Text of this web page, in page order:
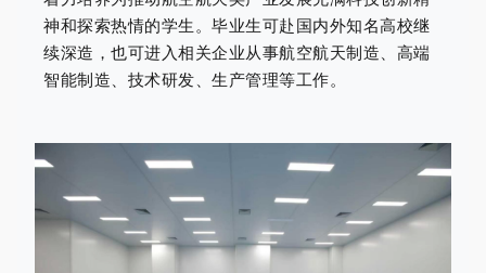
神和探索热情的学生。毕业生可赴国内外知名高校继
续深造，也可进入相关企业从事航空航天制造、高端
智能制造、技术研发、生产管理等工作。